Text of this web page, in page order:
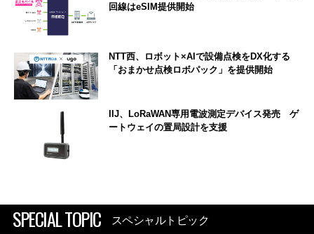
回線はeSIM提供開始
NTT西、ロボット×AIで設備点検をDX化する
「おまかせ点検ロボパック」を提供開始
IIJ、LoRaWAN専用電波測定デバイス発売 ゲ
ートウェイの置局設計を支援
SPECIAL TOPIC スペシャルトピック